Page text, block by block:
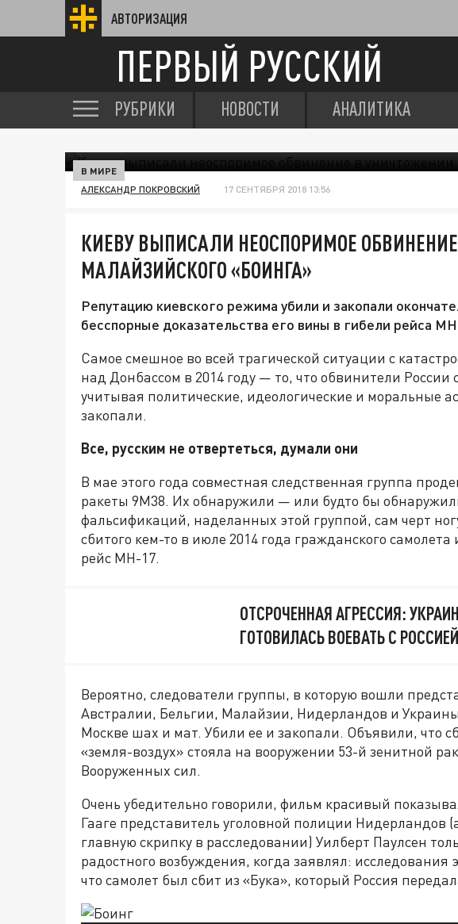
АВТОРИЗАЦИЯ
ПЕРВЫЙ РУССКИЙ
РУБРИКИ НОВОСТИ АНАЛИТИКА
В МИРЕ
АЛЕКСАНДР ПОКРОВСКИЙ 17 СЕНТЯБРЯ 2018 13:56
КИЕВУ ВЫПИСАЛИ НЕОСПОРИМОЕ
МАЛАЙЗИЙСКОГО «БОИНГА»
Репутацию киевского режима убили и закопали
бесспорные доказательства его вины в гибели рейса
Самое смешное во всей трагической ситуации с
над Донбассом в 2014 году — то, что обвинители России
учитывая политические, идеологические и моральные
закопали.
Все, русским не отвертеться, думали они
В мае этого года совместная следственная группа
ракеты 9М38. Их обнаружили — или будто бы
фальсификаций, наделанных этой группой, сам черт
сбитого кем-то в июле 2014 года гражданского
рейс MH-17.
ОТСРОЧЕННАЯ АГРЕССИЯ:
ГОТОВИЛАСЬ ВОЕВАТЬ С РОССИЕЙ
Вероятно, следователи группы, в которую вошли
Австралии, Бельгии, Малайзии, Нидерландов и
Москве шах и мат. Убили ее и закопали. Объявили, что
«земля-воздух» стояла на вооружении 53-й зенитной
Вооруженных сил.
Очень убедительно говорили, фильм красивый
Гааге представитель уголовной полиции Нидерландов
главную скрипку в расследовании) Уилберт Паулсен
радостного возбуждения, когда заявлял: исследования
что самолет был сбит из «Бука», который Россия